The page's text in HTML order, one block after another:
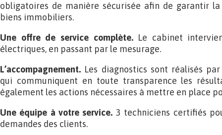
obligatoires de manière sécurisée afin de garantir
biens immobiliers.
Une offre de service complète.Le cabinet
électriques, en passant par le mesurage.
L’accompagnement. Les diagnostics sont réalisés
qui communiquent en toute transparence les
également les actions nécessaires à mettre en place
Une équipe à votre service. 3 techniciens certifiés
demandes des clients.